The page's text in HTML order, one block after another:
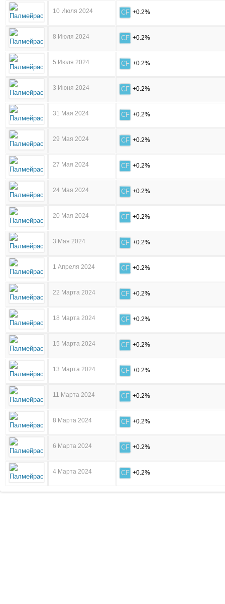
10 Июля 2024 CF +0.2%
8 Июля 2024 CF +0.2%
5 Июля 2024 CF +0.2%
3 Июня 2024 CF +0.2%
31 Мая 2024 CF +0.2%
29 Мая 2024 CF +0.2%
27 Мая 2024 CF +0.2%
24 Мая 2024 CF +0.2%
20 Мая 2024 CF +0.2%
3 Мая 2024 CF +0.2%
1 Апреля 2024 CF +0.2%
22 Марта 2024 CF +0.2%
18 Марта 2024 CF +0.2%
15 Марта 2024 CF +0.2%
13 Марта 2024 CF +0.2%
11 Марта 2024 CF +0.2%
8 Марта 2024 CF +0.2%
6 Марта 2024 CF +0.2%
4 Марта 2024 CF +0.2%